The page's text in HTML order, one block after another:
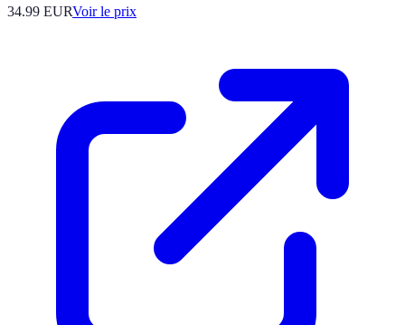
34.99 EURVoir le prix